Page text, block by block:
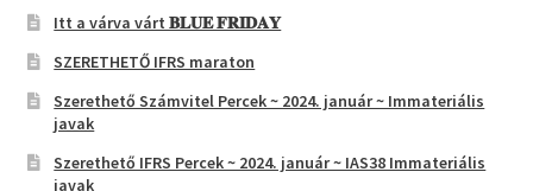
Itt a várva várt 𝐁𝐋𝐔𝐄 𝐅𝐑𝐈𝐃𝐀𝐘
SZERETHETŐ IFRS maraton
Szerethető Számvitel Percek ~ 2024. január ~ Immateriális
javak
Szerethető IFRS Percek ~ 2024. január ~ IAS38 Immateriális
javak